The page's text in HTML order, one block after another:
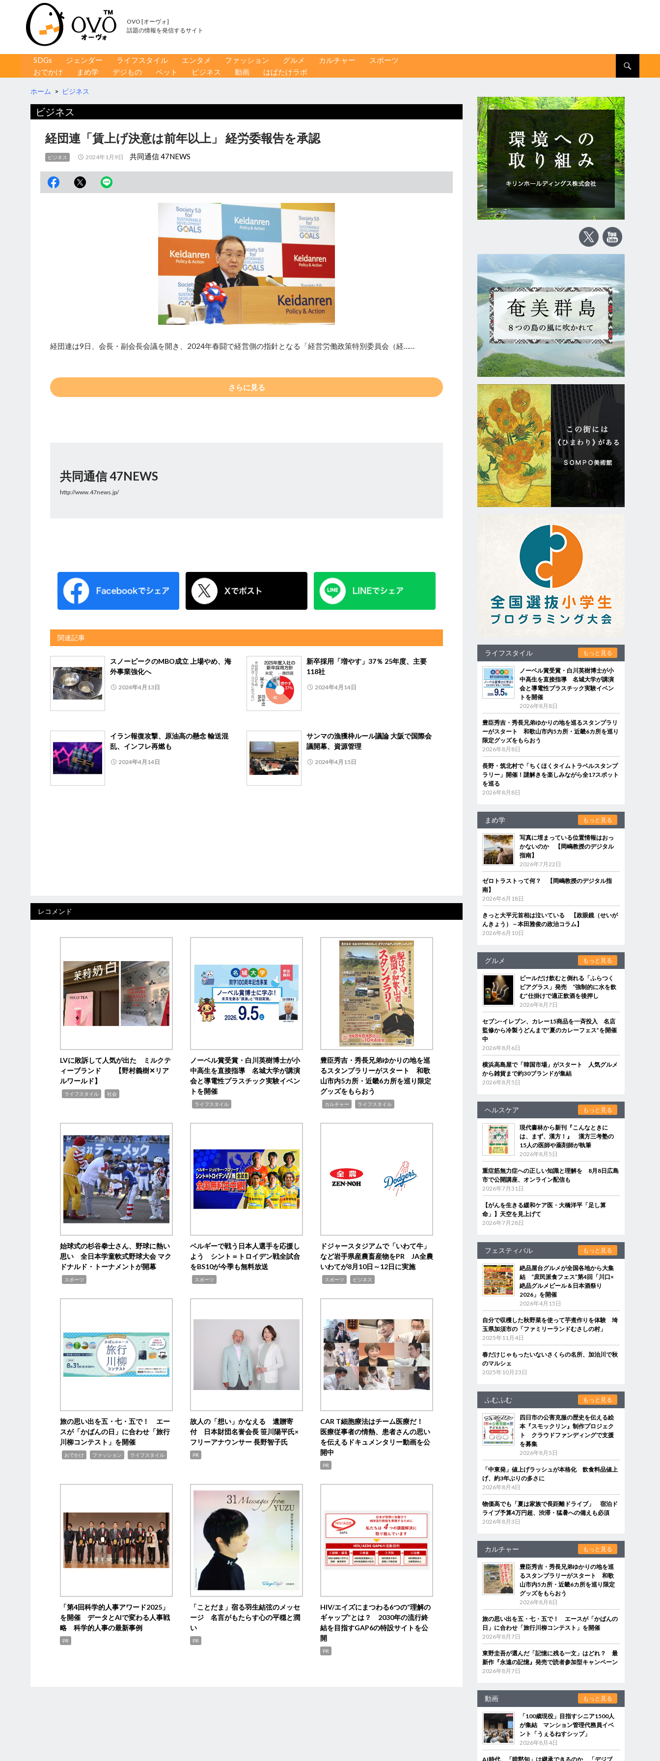
OVO [オーヴォ]
話題の情報を発信するサイト
コンテンツへ移動
SDGs ジェンダー ライフスタイル エンタメ ファッション グルメ カルチャー
スポーツ
おでかけ
まめ学 デジもの ペット ビジネス 動画 はばたけラボ
ホーム > ビジネス
ビジネス
経団連「賃上げ決意は前年以上」 経労委報告を承認
ビジネス 2024年1月9日 共同通信 47NEWS
経団連は9日、会長・副会長会議を開き、2024年春闘で経営側の指針となる「経営労働政策特別委員会（経……
さらに見る
共同通信 47NEWS
http://www.47news.jp/
関連記事
スノーピークのMBO成立 上場やめ、海
外事業強化へ
2024年4月13日
新卒採用「増やす」37％ 25年度、主要
118社
2024年4月14日
イラン報復攻撃、原油高の懸念 輸送混
乱、インフレ再燃も
2024年4月14日
サンマの漁獲枠ルール議論 大阪で国際会
議開幕、資源管理
2024年4月15日
レコメンド
LVに敗訴して人気が出た ミルクテ
ィーブランド 【野村義樹✕リア
ルワールド】
ライフスタイル 社会
ノーベル賞受賞・白川英樹博士が小
中高生を直接指導 名城大学が講演
会と導電性プラスチック実験イベン
トを開催
ライフスタイル
豊臣秀吉・秀長兄弟ゆかりの地を巡
るスタンプラリーがスタート 和歌
山市内5カ所・近畿6カ所を巡り限定
グッズをもらおう
カルチャー ライフスタイル
始球式の杉谷拳士さん、野球に熱い
思い 全日本学童軟式野球大会 マク
ドナルド・トーナメントが開幕
スポーツ
ベルギーで戦う日本人選手を応援し
よう シント＝トロイデン戦全試合
をBS10が今季も無料放送
スポーツ
ドジャースタジアムで「いわて牛」
など岩手県産農畜産物をPR JA全農
いわてが8月10日～12日に実施
スポーツ ビジネス
旅の思い出を五・七・五で！ エー
スが「かばんの日」に合わせ「旅行
川柳コンテスト」を開催
おでかけ ファッション ライフスタイル
故人の「想い」かなえる 遺贈寄
付 日本財団名誉会長 笹川陽平氏×
フリーアナウンサー 長野智子氏
PR
CAR T細胞療法はチーム医療だ！
医療従事者の情熱、患者さんの思い
を伝えるドキュメンタリー動画を公
開中
PR
「第4回科学的人事アワード2025」
を開催 データとAIで変わる人事戦
略 科学的人事の最新事例
PR
「ことだま」宿る羽生結弦のメッセ
ージ 名言がもたらす心の平穏と潤
い
PR
HIV/エイズにまつわる6つの“理解の
ギャップ”とは？ 2030年の流行終
結を目指すGAP6の特設サイトを公
開
PR
ライフスタイル もっと見る
ノーベル賞受賞・白川英樹博士が小
中高生を直接指導 名城大学が講演
会と導電性プラスチック実験イベン
トを開催
2026年8月8日
豊臣秀吉・秀長兄弟ゆかりの地を巡るスタンプラリ
ーがスタート 和歌山市内5カ所・近畿6カ所を巡り
限定グッズをもらおう
2026年8月8日
長野・筑北村で「ちくほくタイムトラベルスタンプ
ラリー」開催！謎解きを楽しみながら全17スポット
を巡る
2026年8月8日
まめ学 もっと見る
写真に埋まっている位置情報はおっ
かないのか 【岡嶋教授のデジタル
指南】
2026年7月22日
ゼロトラストって何？ 【岡嶋教授のデジタル指
南】
2026年6月18日
きっと大平元首相は泣いている 【政眼鏡（せいが
んきょう）－本田雅俊の政治コラム】
2026年6月10日
グルメ もっと見る
ビールだけ飲むと倒れる「ふらつく
ビアグラス」発売 “強制的に水を飲
む”仕掛けで適正飲酒を後押し
2026年8月7日
セブン‐イレブン、カレー15商品を一斉投入 名店
監修から冷製うどんまで“夏のカレーフェス”を開催
中
2026年8月6日
横浜高島屋で「韓国市場」がスタート 人気グルメ
から雑貨まで約30ブランドが集結
2026年8月5日
ヘルスケア もっと見る
現代書林から新刊『こんなときに
は、まず、漢方！』 漢方三考塾の
15人の医師や薬剤師が執筆
2026年8月5日
重症筋無力症への正しい知識と理解を 8月8日広島
市で公開講座、オンライン配信も
2026年7月31日
【がんを生きる緩和ケア医・大橋洋平「足し算
命」】天空を見上げて
2026年7月28日
フェスティバル もっと見る
絶品屋台グルメが全国各地から大集
結 “庶民派食フェス”第4回「川口×
絶品グルメビール＆日本酒祭り
2026」を開催
2026年4月15日
自分で収穫した秋野菜を使って芋煮作りを体験 埼
玉県加須市の「ファミリーランドむさしの村」
2025年11月4日
春だけじゃもったいないさくらの名所、加治川で秋
のマルシェ
2025年10月23日
ふむふむ もっと見る
四日市の公害克服の歴史を伝える絵
本『スモックリン』制作プロジェク
ト クラウドファンディングで支援
を募集
2026年8月5日
「中東発」値上げラッシュが本格化 飲食料品値上
げ、約3年ぶりの多さに
2026年8月4日
物価高でも「夏は家族で長距離ドライブ」 宿泊ド
ライブ予算4万円超、渋滞・猛暑への備えも必須
2026年8月3日
カルチャー もっと見る
豊臣秀吉・秀長兄弟ゆかりの地を巡
るスタンプラリーがスタート 和歌
山市内5カ所・近畿6カ所を巡り限定
グッズをもらおう
2026年8月8日
旅の思い出を五・七・五で！ エースが「かばんの
日」に合わせ「旅行川柳コンテスト」を開催
2026年8月7日
東野圭吾が選んだ「記憶に残る一文」はどれ？ 最
新作『永遠の記憶』発売で読者参加型キャンペーン
2026年8月7日
動画 もっと見る
「100歳現役」目指すシニア1500人
が集結 マンション管理代務員イベ
ント「うぇるねすシップ」
2026年8月4日
AI時代、「暗黙知」は継承できるのか 「デジブ